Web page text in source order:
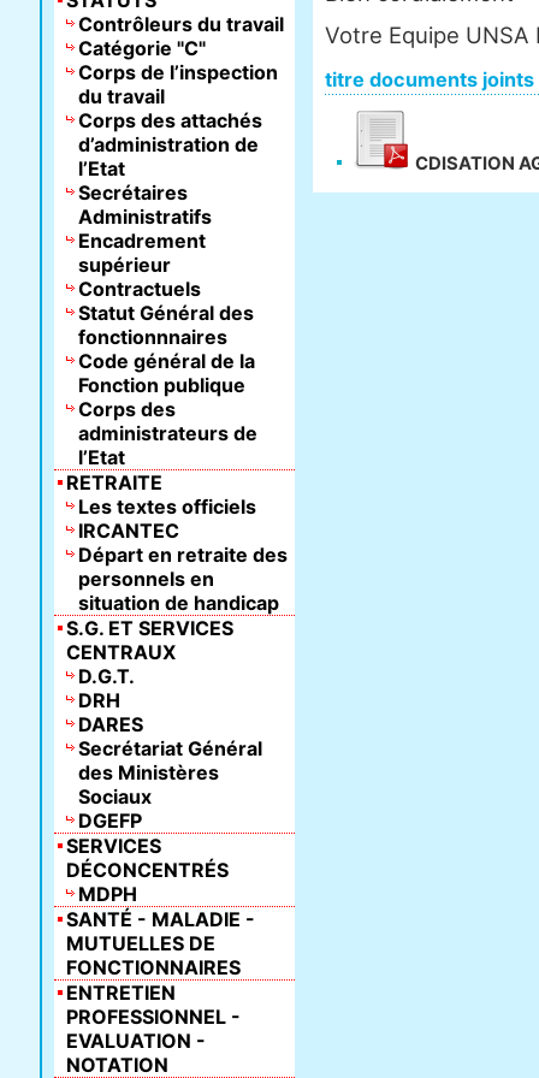
Votre Equipe UNSA
titre documents joints
CDISATION
Contrôleurs du travail
Catégorie "C"
Corps de l’inspection
du travail
Corps des attachés
d’administration de
l’Etat
Secrétaires
Administratifs
Encadrement
supérieur
Contractuels
Statut Général des
fonctionnnaires
Code général de la
Fonction publique
Corps des
administrateurs de
l’Etat
RETRAITE
Les textes officiels
IRCANTEC
Départ en retraite des
personnels en
situation de handicap
S.G. ET SERVICES
CENTRAUX
D.G.T.
DRH
DARES
Secrétariat Général
des Ministères
Sociaux
DGEFP
SERVICES
DÉCONCENTRÉS
MDPH
SANTÉ - MALADIE -
MUTUELLES DE
FONCTIONNAIRES
ENTRETIEN
PROFESSIONNEL -
EVALUATION -
NOTATION